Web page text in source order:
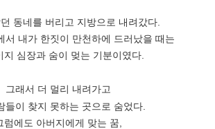
동네를 버리고 지방으로 내려갔다.
서 내가 한짓이 만천하에 드러났을 때는
지 심장과 숨이 멎는 기분이였다.
그래서 더 멀리 내려가고
들이 찾지 못하는 곳으로 숨었다.
럼에도 아버지에게 맞는 꿈,